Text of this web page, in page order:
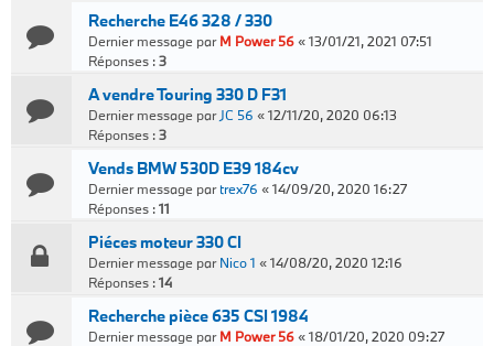
Recherche E46 328 / 330
Dernier message parM Power 56«13/01/21, 2021 07:51
Réponses :3
A vendre Touring 330 D F31
Dernier message par JC 56 «12/11/20, 2020 06:13
Réponses :3
Vends BMW 530D E39 184cv
Dernier message partrex76 «14/09/20, 2020 16:27
Réponses :11
Piéces moteur 330 CI
Dernier message parNico 1 «14/08/20, 2020 12:16
Réponses :14
Recherche pièce 635 CSI 1984
Dernier message parM Power 56«18/01/20, 2020 09:27